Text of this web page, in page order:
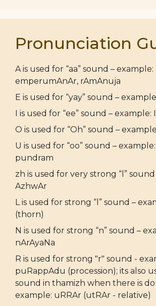
Pronunciation
A is used for “aa” sound – example:
emperumAnAr, rAmAnuja
E is used for “yay” sound –
I is used for “ee” sound – example:
O is used for “Oh” sound –
U is used for “oo” sound –
pundram
zh is used for very strong “l”
AzhwAr
L is used for strong “l” sound –
(thorn)
N is used for strong “n” sound –
nArAyaNa
R is used for strong "r" sound -
puRappAdu (procession); its also
sound in thamizh when there is
example: uRRAr (utRAr - relative)